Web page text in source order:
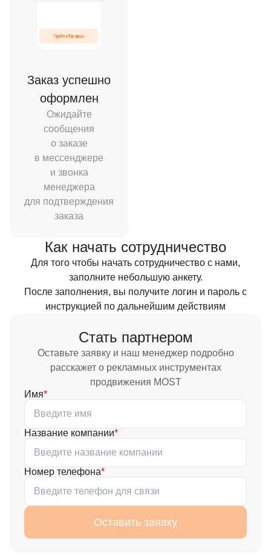
Заказ успешно
оформлен
Ожидайте
сообщения
о заказе
в мессенджере
и звонка
менеджера
для подтверждения
заказа
Как начать сотрудничество
Для того чтобы начать сотрудничество с нами,
заполните небольшую анкету.
После заполнения, вы получите логин и пароль с
инструкцией по дальнейшим действиям
Стать партнером
Оставьте заявку и наш менеджер подробно
расскажет о рекламных инструментах
продвижения MOST
Имя
Название компании
Номер телефона
Оставить заявку